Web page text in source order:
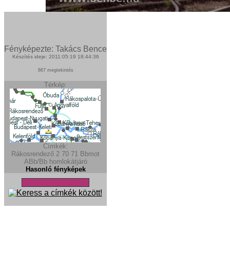
Fényképezte: Takács Bence
Készítés ideje: 2011:05:19 18:44:36
867 megtekintés
Térkép:
Címkék:
Rákosrendező 2 70 71 Bbmot
ABb/Bb homlokátjáró
Hasonló fényképek